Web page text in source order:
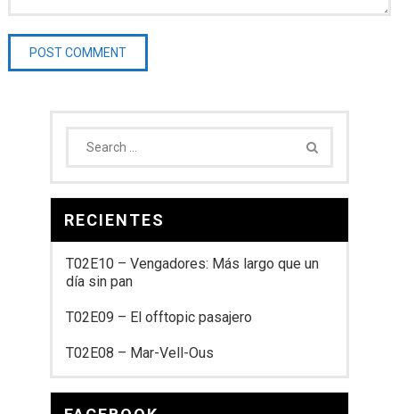
RECIENTES
T02E10 – Vengadores: Más largo que un
día sin pan
T02E09 – El offtopic pasajero
T02E08 – Mar-Vell-Ous